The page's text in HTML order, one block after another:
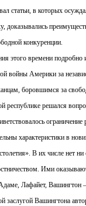
статьи, в которых
доказывались
конкуренции.
этого времени
войны Америки за
боровшимся за
республике решался
характеристики в
В их числе нет ни
Ими
Лафайет, Вашингтон
заслугой Вашингтона